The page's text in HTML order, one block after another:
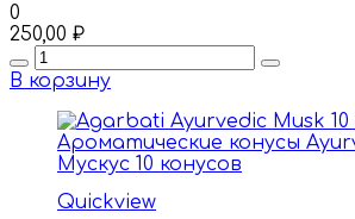
0
250,00 ₽
Quantity
В корзину
Quickview